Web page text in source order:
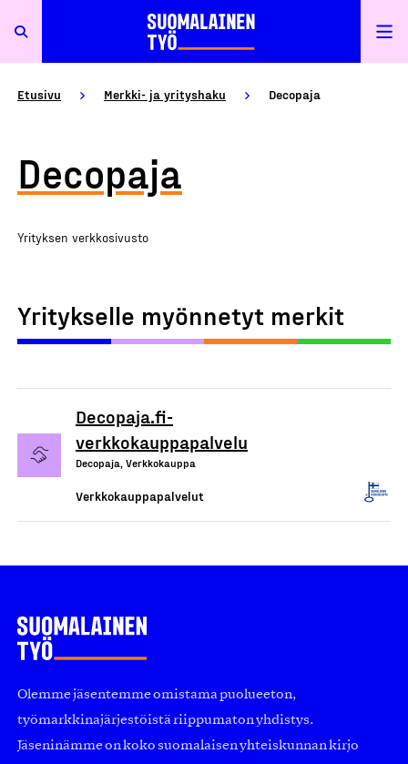
Etusivu Merkki- ja yrityshaku Decopaja
Decopaja
Yrityksen verkkosivusto
Yritykselle myönnetyt merkit
Decopaja.fi-
verkkokauppapalvelu
Decopaja, Verkkokauppa
Verkkokauppapalvelut
Olemme jäsentemme omistama puolueeton,
työmarkkinajärjestöistä riippumaton yhdistys.
Jäseninämme on koko suomalaisen yhteiskunnan kirjo